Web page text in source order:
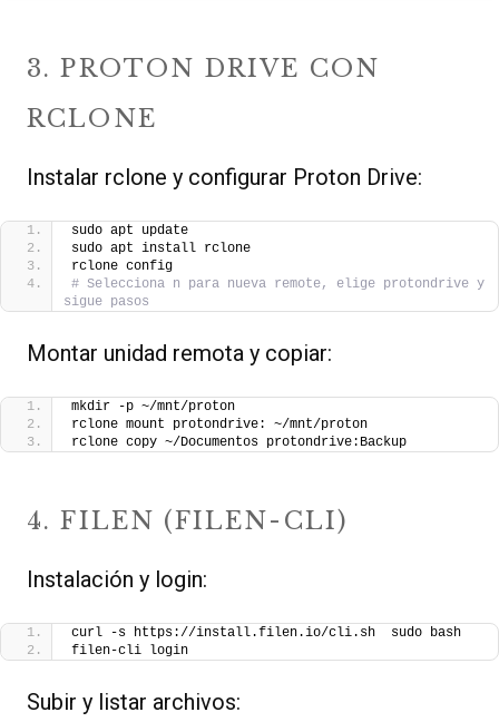
3. PROTON DRIVE CON
RCLONE
Instalar rclone y configurar Proton Drive:
sudo apt update
sudo apt install rclone
rclone config
# Selecciona n para nueva remote, elige protondrive y
sigue pasos
Montar unidad remota y copiar:
mkdir -p ~/mnt/proton
rclone mount protondrive: ~/mnt/proton
rclone copy ~/Documentos protondrive:Backup
4. FILEN (FILEN-CLI)
Instalación y login:
curl -s https://install.filen.io/cli.sh  sudo bash
filen-cli login
Subir y listar archivos: